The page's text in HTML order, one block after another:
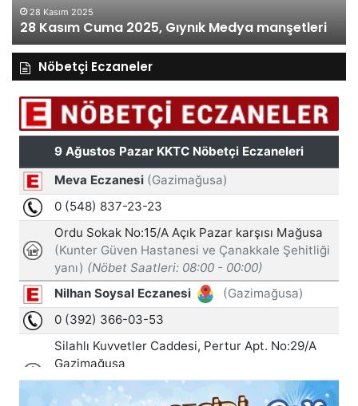
2025
Cuma 2025, Gıynık Medya manşetleri
Nöbetçi Eczaneler